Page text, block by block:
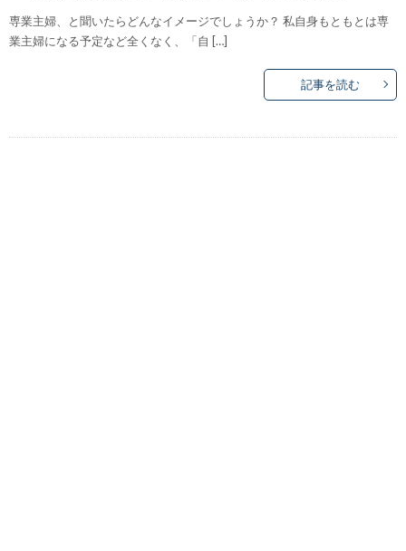
専業主婦、と聞いたらどんなイメージでしょうか？ 私自身もともとは専
業主婦になる予定など全くなく、「自 […]
記事を読む